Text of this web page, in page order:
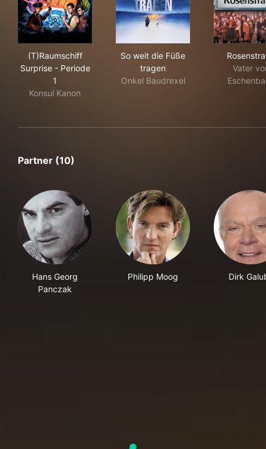
(T)Raumschiff
Surprise - Periode
1
Konsul Kanon
So weit die Füße
tragen
Onkel Baudrexel
Vater
Partner (10)
Hans Georg
Panczak
Philipp Moog Dirk